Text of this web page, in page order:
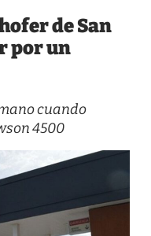
de San
por un
cuando
4500